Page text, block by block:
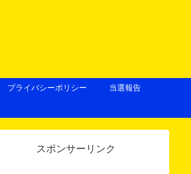
プライバシーポリシー 当選報告
スポンサーリンク